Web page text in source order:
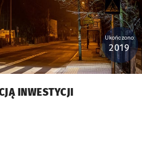
Ukończono:
2019
INWESTYCJI